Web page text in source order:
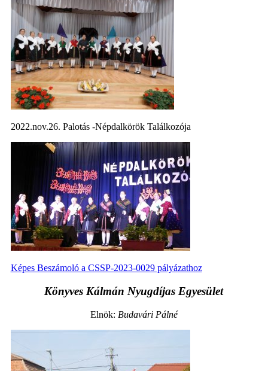
2022.nov.26. Palotás -Népdalkörök Találkozója
Képes Beszámoló a CSSP-2023-0029 pályázathoz
Könyves Kálmán Nyugdíjas Egyesület
Elnök: Budavári Pálné